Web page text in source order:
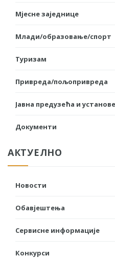
Мјесне заједнице
Млади/образовање/спорт
Туризам
Привреда/пољопривреда
Јавна предузећа и установе
Документи
АКТУЕЛНО
Новости
Обавјештења
Сервисне информације
Конкурси